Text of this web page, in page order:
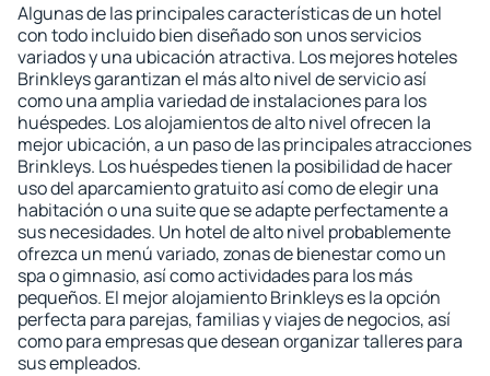
Algunas de las principales características de un hotel
con todo incluido bien diseñado son unos servicios
variados y una ubicación atractiva. Los mejores hoteles
Brinkleys garantizan el más alto nivel de servicio así
como una amplia variedad de instalaciones para los
huéspedes. Los alojamientos de alto nivel ofrecen la
mejor ubicación, a un paso de las principales atracciones
Brinkleys. Los huéspedes tienen la posibilidad de hacer
uso del aparcamiento gratuito así como de elegir una
habitación o una suite que se adapte perfectamente a
sus necesidades. Un hotel de alto nivel probablemente
ofrezca un menú variado, zonas de bienestar como un
spa o gimnasio, así como actividades para los más
pequeños. El mejor alojamiento Brinkleys es la opción
perfecta para parejas, familias y viajes de negocios, así
como para empresas que desean organizar talleres para
sus empleados.